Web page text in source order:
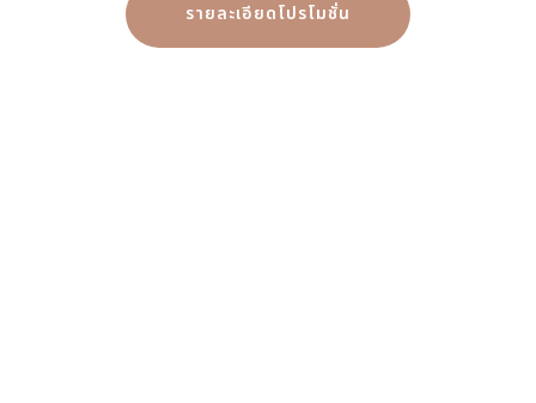
รายละเอียดโปรโมชั่น